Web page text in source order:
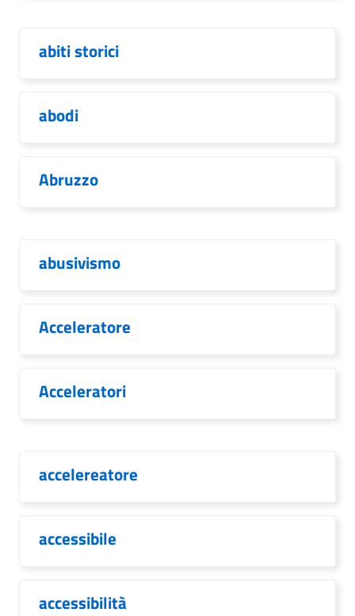
abiti storici
abodi
Abruzzo
abusivismo
Acceleratore
Acceleratori
accelereatore
accessibile
accessibilità